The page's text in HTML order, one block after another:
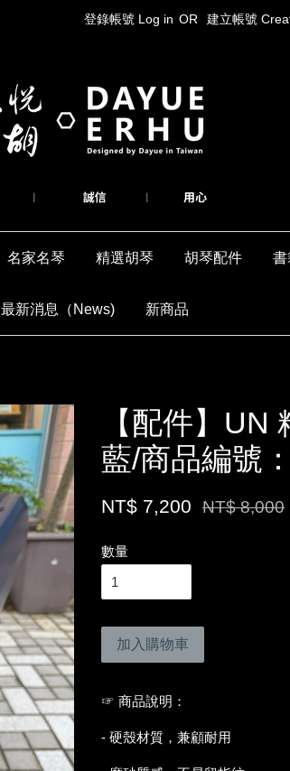
登錄帳號 Log in OR 建立帳號
名家名琴 精選胡琴 胡琴配件 書
最新消息（News) 新商品
【配件】UN
藍/商品編號
NT$ 7,200 NT$ 8,000
數量
加入購物車
☞ 商品說明：
- 硬殼材質，兼顧耐用